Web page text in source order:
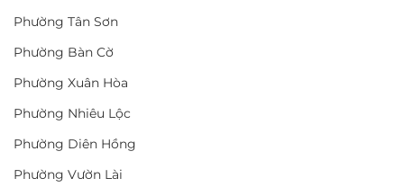
Phường Tân Sơn
Phường Bàn Cờ
Phường Xuân Hòa
Phường Nhiêu Lộc
Phường Diên Hồng
Phường Vườn Lài